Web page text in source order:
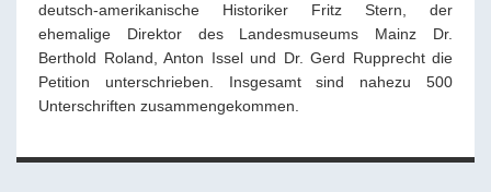
deutsch-amerikanische Historiker Fritz Stern, der
ehemalige Direktor des Landesmuseums Mainz Dr.
Berthold Roland, Anton Issel und Dr. Gerd Rupprecht die
Petition unterschrieben. Insgesamt sind nahezu 500
Unterschriften zusammengekommen.